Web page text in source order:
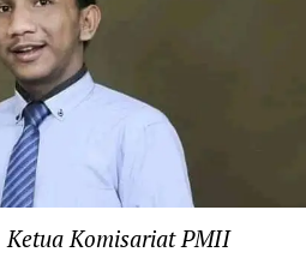
Ketua Komisariat PMII